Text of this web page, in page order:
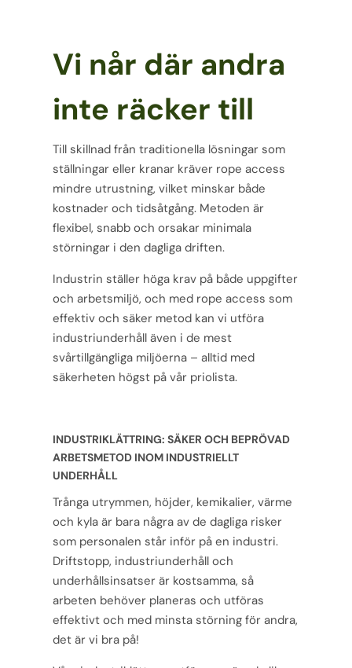
Vi når där andra
inte räcker till
Till skillnad från traditionella lösningar som
ställningar eller kranar kräver rope access
mindre utrustning, vilket minskar både
kostnader och tidsåtgång. Metoden är
flexibel, snabb och orsakar minimala
störningar i den dagliga driften.
Industrin ställer höga krav på både uppgifter
och arbetsmiljö, och med rope access som
effektiv och säker metod kan vi utföra
industriunderhåll även i de mest
svårtillgängliga miljöerna – alltid med
säkerheten högst på vår priolista.
INDUSTRIKLÄTTRING: SÄKER OCH BEPRÖVAD
ARBETSMETOD INOM INDUSTRIELLT
UNDERHÅLL
Trånga utrymmen, höjder, kemikalier, värme
och kyla är bara några av de dagliga risker
som personalen står inför på en industri.
Driftstopp, industriunderhåll och
underhållsinsatser är kostsamma, så
arbeten behöver planeras och utföras
effektivt och med minsta störning för andra,
det är vi bra på!